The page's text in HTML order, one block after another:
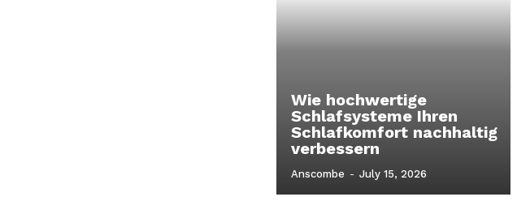
Wie hochwertige
Schlafsysteme Ihren
Schlafkomfort nachhaltig
verbessern
Anscombe - July 15, 2026